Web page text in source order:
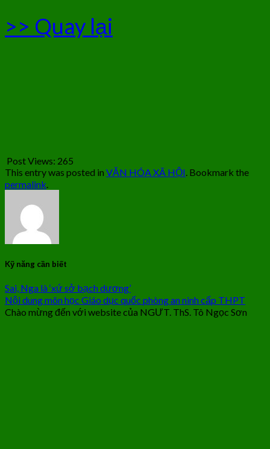
>> Quay lại
Post Views: 265
This entry was posted in VĂN HÓA XÃ HỘI. Bookmark the
permalink.
Kỹ năng cần biết
Sai, Nga là ‘xứ sở bạch dương’
Nội dung môn học Giáo dục quốc phòng an ninh cấp THPT
Chào mừng đến với website của NGƯT. ThS. Tô Ngọc Sơn